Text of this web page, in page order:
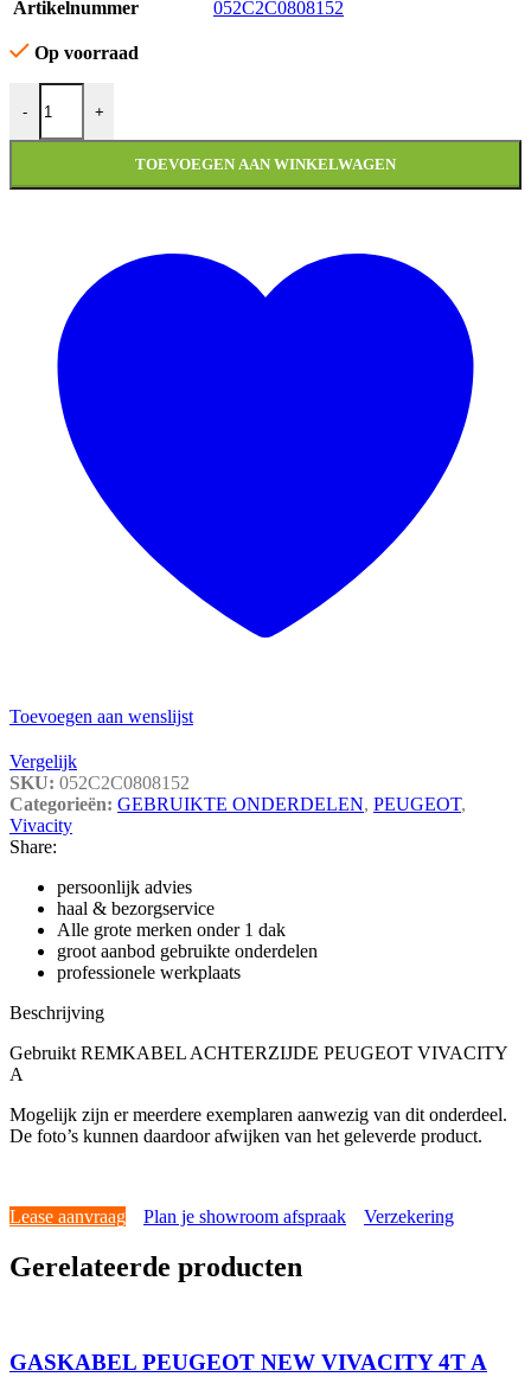
Artikelnummer 052C2C0808152
Op voorraad
-
REMKABEL ACHTERZIJDE PEUGEOT VIVACITY A aantal
+
TOEVOEGEN AAN WINKELWAGEN
Toevoegen aan wenslijst
Vergelijk
SKU: 052C2C0808152
Categorieën: GEBRUIKTE ONDERDELEN, PEUGEOT,
Vivacity
Share:
persoonlijk advies
haal & bezorgservice
Alle grote merken onder 1 dak
groot aanbod gebruikte onderdelen
professionele werkplaats
Beschrijving
Gebruikt REMKABEL ACHTERZIJDE PEUGEOT VIVACITY
A
Mogelijk zijn er meerdere exemplaren aanwezig van dit onderdeel.
De foto’s kunnen daardoor afwijken van het geleverde product.
Lease aanvraag Plan je showroom afspraak Verzekering
Gerelateerde producten
GASKABEL PEUGEOT NEW VIVACITY 4T A